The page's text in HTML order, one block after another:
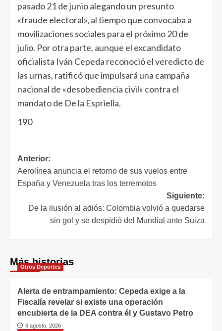
pasado 21 de junio alegando un presunto
«fraude electoral», al tiempo que convocaba a
movilizaciones sociales para el próximo 20 de
julio. Por otra parte, aunque el excandidato
oficialista Iván Cepeda reconoció el veredicto de
las urnas, ratificó que impulsará una campaña
nacional de «desobediencia civil» contra el
mandato de De la Espriella.
190
Anterior:
Aerolínea anuncia el retorno de sus vuelos entre
España y Venezuela tras los terremotos
Siguiente:
De la ilusión al adiós: Colombia volvió a quedarse
sin gol y se despidió del Mundial ante Suiza
Más historias
Otros Deportes
Alerta de entrampamiento: Cepeda exige a la
Fiscalía revelar si existe una operación
encubierta de la DEA contra él y Gustavo Petro
6 agosto, 2026